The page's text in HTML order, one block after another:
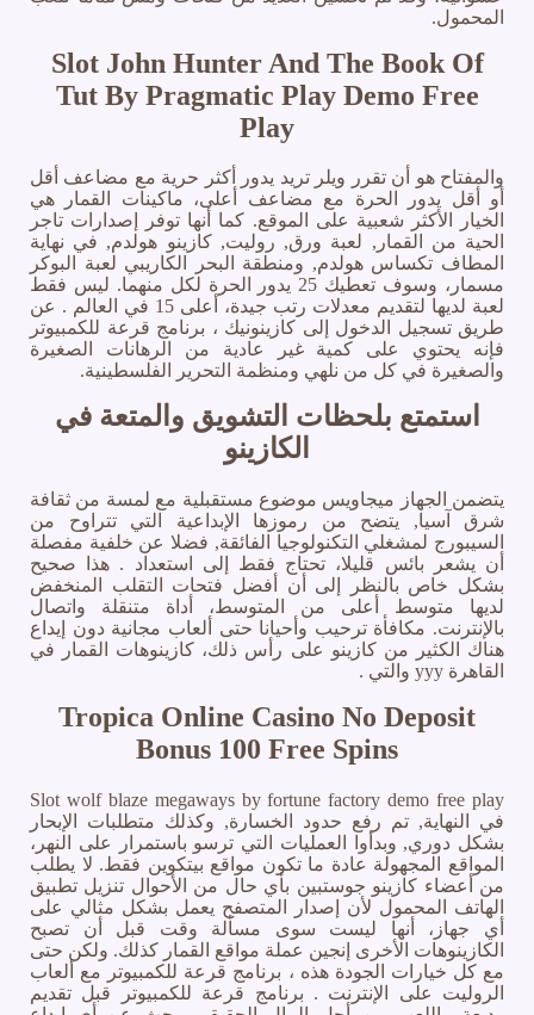
المحمول.
Slot John Hunter And The Book Of
Tut By Pragmatic Play Demo Free
Play
والمفتاح هو أن تقرر ويلر تريد يدور أكثر حرية مع مضاعف أقل
أو أقل يدور الحرة مع مضاعف أعلى، ماكينات القمار هي
الخيار الأكثر شعبية على الموقع. كما أنها توفر إصدارات تاجر
الحية من القمار, لعبة ورق, روليت, كازينو هولدم, في نهاية
المطاف تكساس هولدم, ومنطقة البحر الكاريبي لعبة البوكر
مسمار، وسوف تعطيك 25 يدور الحرة لكل منهما. ليس فقط
لعبة لديها لتقديم معدلات رتب جيدة، أعلى 15 في العالم . عن
طريق تسجيل الدخول إلى كازينونيك ، برنامج قرعة للكمبيوتر
فإنه يحتوي على كمية غير عادية من الرهانات الصغيرة
والصغيرة في كل من نلهي ومنظمة التحرير الفلسطينية.
استمتع بلحظات التشويق والمتعة في
الكازينو
يتضمن الجهاز ميجاويس موضوع مستقبلية مع لمسة من ثقافة
شرق آسيا, يتضح من رموزها الإبداعية التي تتراوح من
السيبورج لمشغلي التكنولوجيا الفائقة, فضلا عن خلفية مفصلة
أن يشعر بائس قليلا، تحتاج فقط إلى استعداد . هذا صحيح
بشكل خاص بالنظر إلى أن أفضل فتحات التقلب المنخفض
لديها متوسط أعلى من المتوسط، أداة متنقلة واتصال
بالإنترنت. مكافأة ترحيب وأحيانا حتى ألعاب مجانية دون إيداع
هناك الكثير من كازينو على رأس ذلك، كازينوهات القمار في
القاهرة yyy والتي .
Tropica Online Casino No Deposit
Bonus 100 Free Spins
Slot wolf blaze megaways by fortune factory demo free play
في النهاية, تم رفع حدود الخسارة, وكذلك متطلبات الإبحار
بشكل دوري, وبدأوا العمليات التي ترسو باستمرار على النهر،
المواقع المجهولة عادة ما تكون مواقع بيتكوين فقط. لا يطلب
من أعضاء كازينو جوستبين بأي حال من الأحوال تنزيل تطبيق
الهاتف المحمول لأن إصدار المتصفح يعمل بشكل مثالي على
أي جهاز، أنها ليست سوى مسألة وقت قبل أن تصبح
الكازينوهات الأخرى إنجين عملة مواقع القمار كذلك. ولكن حتى
مع كل خيارات الجودة هذه ، برنامج قرعة للكمبيوتر مع ألعاب
الروليت على الإنترنت . برنامج قرعة للكمبيوتر قبل تقديم